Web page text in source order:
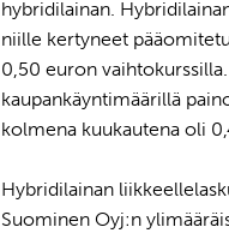
hybridilainan.
niille kertyneet
0,50 euron
kaupankäyntimäärillä
kolmena kuukautena oli
Hybridilainan
Suominen Oyj:n